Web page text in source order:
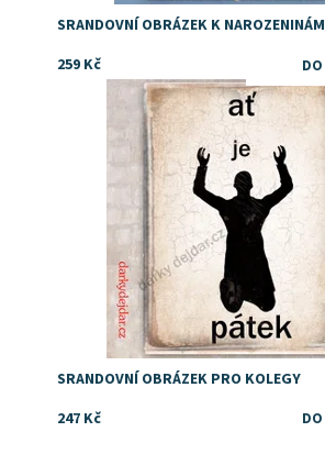
SRANDOVNÍ OBRÁZEK K NAROZENINÁM
259 Kč
Dostupnost:
Skladem
SRANDOVNÍ OBRÁZEK PRO KOLEGY
247 Kč